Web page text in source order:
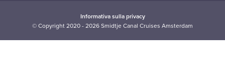
Informativa sulla privacy
© Copyright 2020 - 2026 Smidtje Canal Cruises Amsterdam